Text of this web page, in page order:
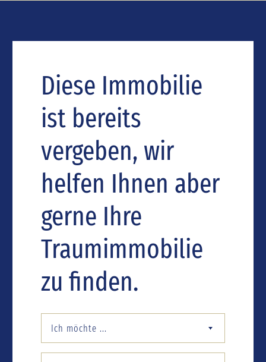
Diese Immobilie
ist bereits
vergeben, wir
helfen Ihnen aber
gerne Ihre
Traumimmobilie
zu finden.
Ich möchte ...